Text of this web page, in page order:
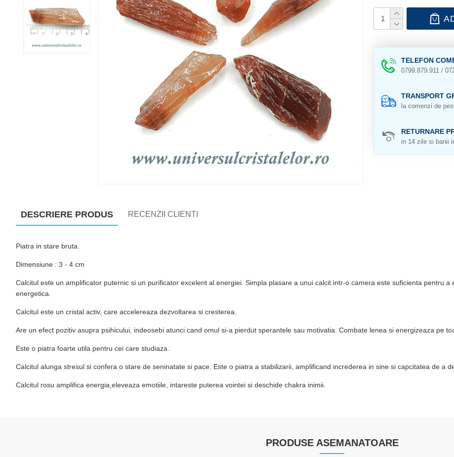
TELEFON
0799.879.911 /
TRANSPORT
la comenzi de
RETURNARE
in 14 zile si banii
DESCRIERE PRODUS RECENZII CLIENTI
Piatra in stare bruta.
Dimensiune : 3 - 4 cm
Calcitul este un amplificator puternic si un purificator excelent al energiei. Simpla plasare a unui calcit intr-o camera este suficienta pentru
energetica.
Calcitul este un cristal activ, care accelereaza dezvoltarea si cresterea.
Are un efect pozitiv asupra psihicului, indeosebi atunci cand omul si-a pierdut sperantele sau motivatia. Combate lenea si energizeaza pe
Este o piatra foarte utila pentru cei care studiaza.
Calcitul alunga stresul si confera o stare de seninatate si pace. Este o piatra a stabilizarii, amplificand increderea in sine si capcitatea de a
Calcitul rosu amplifica energia,eleveaza emotiile, intareste puterea vointei si deschide chakra inimii.
PRODUSE ASEMANATOARE